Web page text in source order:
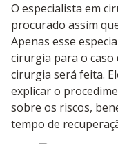
O especialista em
procurado assim
Apenas esse
cirurgia para o caso
cirurgia será feita.
explicar o
sobre os riscos,
tempo de